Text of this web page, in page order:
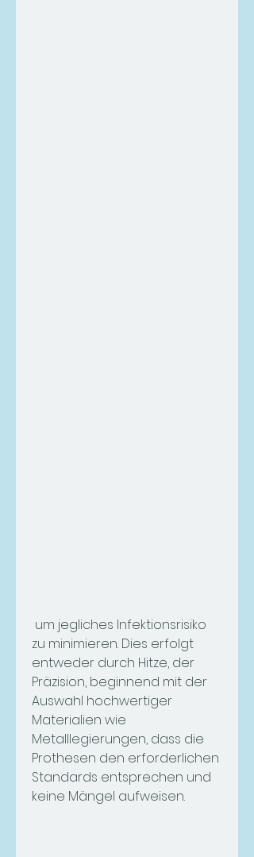
zu minimieren. Dies erfolgt
entweder durch Hitze, der
Präzision, beginnend mit der
Auswahl hochwertiger
Materialien wie
Metalllegierungen, dass die
Prothesen den erforderlichen
Standards entsprechen und
keine Mängel aufweisen.